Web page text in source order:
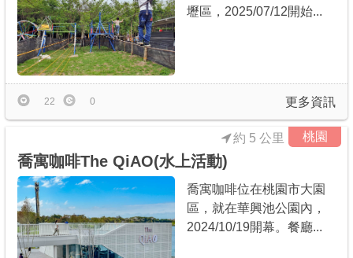
壢區，2025/07/12開始...
更多資訊
22 0
桃園
喬寓咖啡The QiAO(水上活動)
約 5 公里
喬寓咖啡位在桃園市大園
區，就在華興池公園內，
2024/10/19開幕。餐廳...